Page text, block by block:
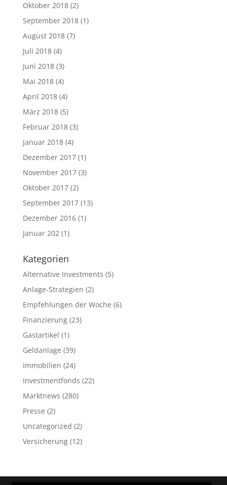
Oktober 2018(2)
September 2018(1)
August 2018(7)
Juli 2018(4)
Juni 2018(3)
Mai 2018(4)
April 2018(4)
März 2018(5)
Februar 2018(3)
Januar 2018(4)
Dezember 2017(1)
November 2017(3)
Oktober 2017(2)
September 2017(13)
Dezember 2016(1)
Januar 202(1)
Kategorien
Alternative Investments (5)
Anlage-Strategien (2)
Empfehlungen der Woche (6)
Finanzierung(23)
Gastartikel (1)
Geldanlage (39)
Immobilien (24)
Investmentfonds (22)
Marktnews (280)
Presse (2)
Uncategorized (2)
Versicherung(12)